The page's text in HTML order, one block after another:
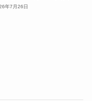
年7月26日